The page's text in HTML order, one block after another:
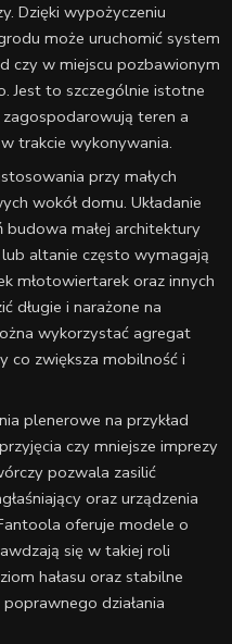
Dzięki wypożyczeniu
może uruchomić system
czy w miejscu pozbawionym
Jest to szczególnie istotne
teren a
trakcie wykonywania.
przy małych
wokół domu. Układanie
małej architektury
altanie często wymagają
młotowiertarek oraz innych
długie i narażone na
wykorzystać agregat
co zwiększa mobilność i
plenerowe na przykład
czy mniejsze imprezy
pozwala zasilić
oraz urządzenia
oferuje modele o
się w takiej roli
hałasu oraz stabilne
działania